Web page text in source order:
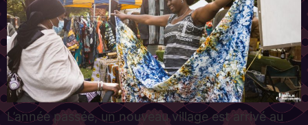
L’année passée, un nouveau village est arrivé au